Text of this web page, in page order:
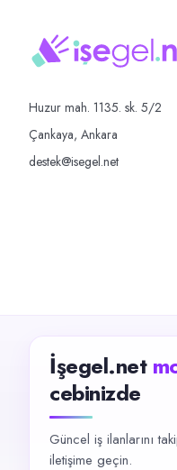
Huzur mah. 1135. sk. 5/2
Çankaya, Ankara
destek@isegel.net
İşegel.net
cebinizde
Güncel iş ilanlarını
iletişime geçin.